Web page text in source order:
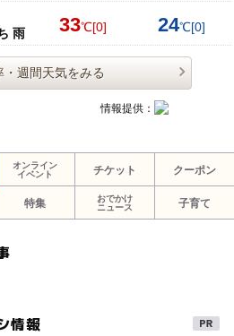
雨 33℃[0] 24℃[0]
・週間天気をみる
情報提供：
オンライン
イベント
チケット クーポン
特集
おでかけ
ニュース
子育て
情報